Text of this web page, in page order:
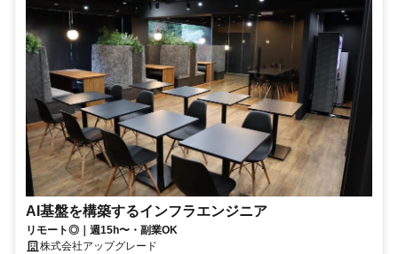
AI基盤を構築するインフラエンジニア
リモート◎｜週15h〜・副業OK
株式会社アップグレード